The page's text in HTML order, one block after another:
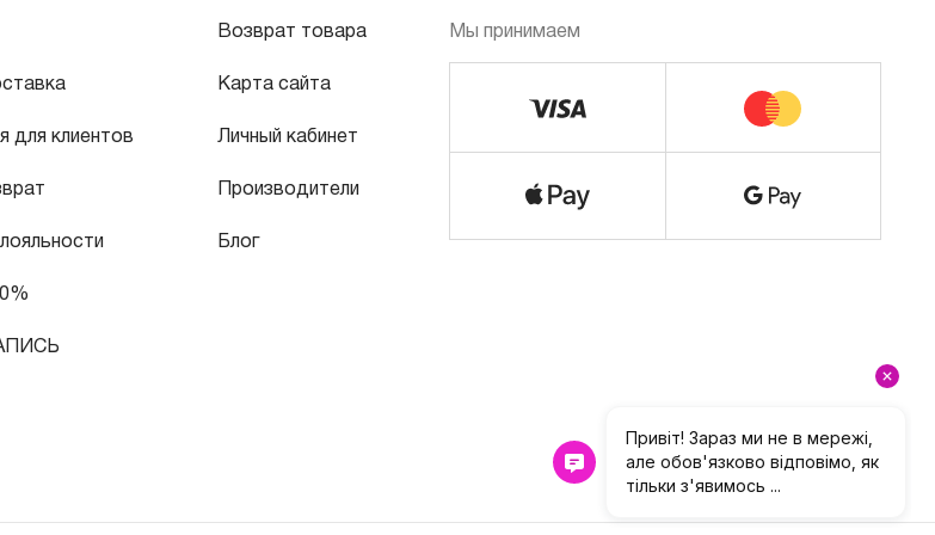
для клиентов
Возврат товара
Карта сайта
Личный кабинет
Производители
Блог
Мы принимаем